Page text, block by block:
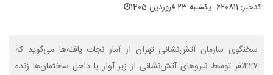
کدخبر: 620811 یکشنبه 23 فروردین 1405
سخنگوی سازمان آتش‌نشانی تهران از آمار نجات یافته‌ها می‌گوید که
۴۲۷‌نفر توسط نیروهای آتش‌نشانی از زیر آوار یا داخل ساختمان‌ها زنده